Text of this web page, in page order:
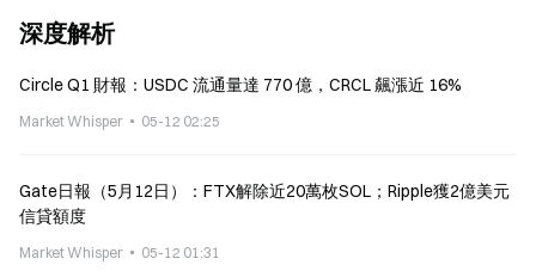
深度解析
Circle Q1 財報：USDC 流通量達 770 億，CRCL 飆漲近 16%
Market Whisper 05-12 02:25
Gate日報（5月12日）：FTX解除近20萬枚SOL；Ripple獲2億美元
信貸額度
Market Whisper 05-12 01:31